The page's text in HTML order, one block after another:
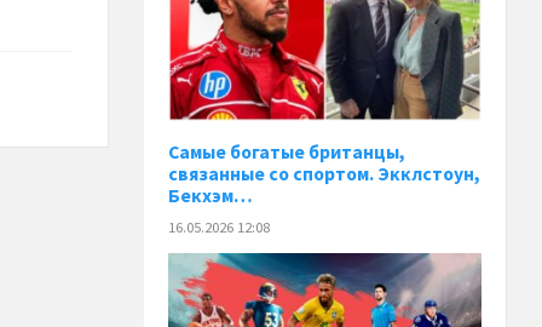
Самые богатые британцы,
связанные со спортом. Экклстоун,
Бекхэм…
16.05.2026 12:08